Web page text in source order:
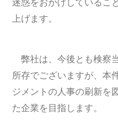
迷惑をおかけしているこ
上げます。
弊社は、今後とも検察
所存でございますが、本
ジメントの人事の刷新を
た企業を目指します。